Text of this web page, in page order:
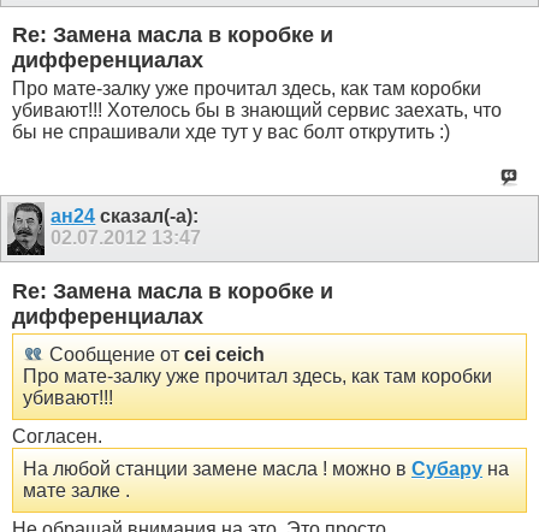
Re: Замена масла в коробке и
дифференциалах
Про мате-залку уже прочитал здесь, как там коробки
убивают!!! Хотелось бы в знающий сервис заехать, что
бы не спрашивали хде тут у вас болт открутить :)
ан24 сказал(-а):
02.07.2012 13:47
Re: Замена масла в коробке и
дифференциалах
Сообщение от cei ceich
Про мате-залку уже прочитал здесь, как там коробки
убивают!!!
Согласен.
На любой станции замене масла ! можно в Субару на
мате залке .